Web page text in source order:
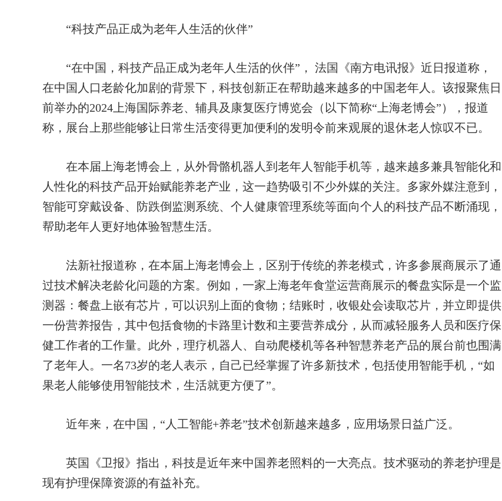
“科技产品正成为老年人生活的伙伴”
“在中国，科技产品正成为老年人生活的伙伴”， 法国《南方电讯报》近日报道称，
在中国人口老龄化加剧的背景下，科技创新正在帮助越来越多的中国老年人。该报聚焦日
前举办的2024上海国际养老、辅具及康复医疗博览会（以下简称“上海老博会”），报道
称，展台上那些能够让日常生活变得更加便利的发明令前来观展的退休老人惊叹不已。
在本届上海老博会上，从外骨骼机器人到老年人智能手机等，越来越多兼具智能化和
人性化的科技产品开始赋能养老产业，这一趋势吸引不少外媒的关注。多家外媒注意到，
智能可穿戴设备、防跌倒监测系统、个人健康管理系统等面向个人的科技产品不断涌现，
帮助老年人更好地体验智慧生活。
法新社报道称，在本届上海老博会上，区别于传统的养老模式，许多参展商展示了通
过技术解决老龄化问题的方案。例如，一家上海老年食堂运营商展示的餐盘实际是一个监
测器：餐盘上嵌有芯片，可以识别上面的食物；结账时，收银处会读取芯片，并立即提供
一份营养报告，其中包括食物的卡路里计数和主要营养成分，从而减轻服务人员和医疗保
健工作者的工作量。此外，理疗机器人、自动爬楼机等各种智慧养老产品的展台前也围满
了老年人。一名73岁的老人表示，自己已经掌握了许多新技术，包括使用智能手机，“如
果老人能够使用智能技术，生活就更方便了”。
近年来，在中国，“人工智能+养老”技术创新越来越多，应用场景日益广泛。
英国《卫报》指出，科技是近年来中国养老照料的一大亮点。技术驱动的养老护理是
现有护理保障资源的有益补充。